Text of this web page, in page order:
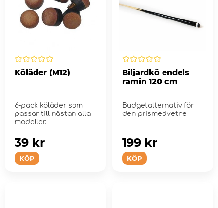
Köläder (M12)
6-pack köläder som
passar till nästan alla
modeller.
KÖP
39 kr
Biljardkö endels
ramin 120 cm
Budgetalternativ för
den prismedvetne
KÖP
199 kr